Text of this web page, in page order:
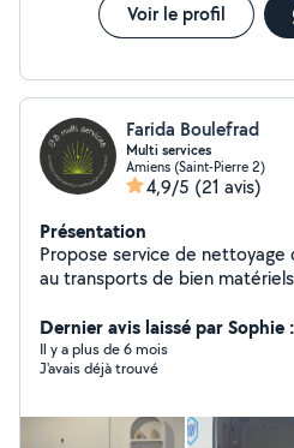
Voir le profil
Farida Boulefrad
Multi services
Amiens (Saint-Pierre 2)
4,9/5 (21 avis)
Présentation
Propose service de nettoyage de
au transports de bien matériels Bricolage dont peinture
Dernier avis laissé par Sophie
Il y a plus de 6 mois
J'avais déjà trouvé